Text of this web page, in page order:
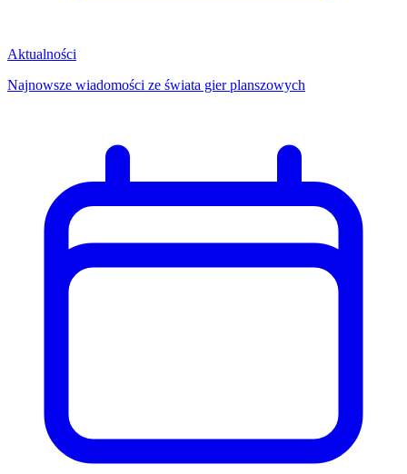
Aktualności
Najnowsze wiadomości ze świata gier planszowych